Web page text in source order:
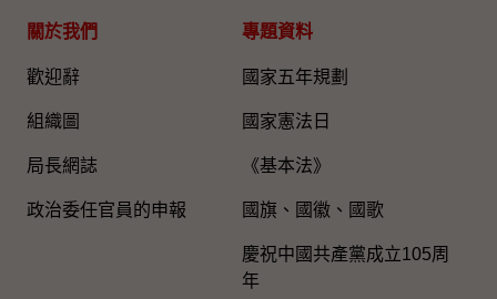
關於我們
歡迎辭
組織圖​
局長網誌
政治委任官員的申報
專題資料
國家五年規劃
國家憲法日
《基本法》
國旗、國徽、國歌
慶祝中國共產黨成立105周
年